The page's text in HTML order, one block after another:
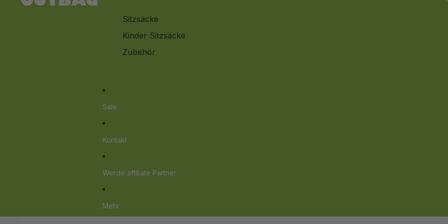
Sitzsäcke
Kinder Sitzsäcke
Zubehör
Sale
Kontakt
Werde affiliate Partner
Mehr